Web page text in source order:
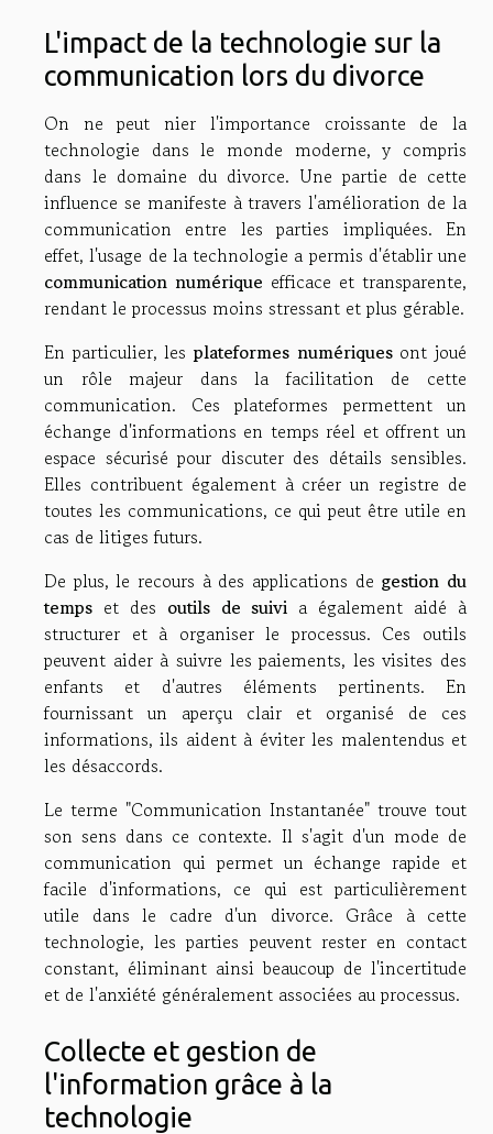
L'impact de la technologie sur la
communication lors du divorce
On ne peut nier l'importance croissante de la
technologie dans le monde moderne, y compris
dans le domaine du divorce. Une partie de cette
influence se manifeste à travers l'amélioration de la
communication entre les parties impliquées. En
effet, l'usage de la technologie a permis d'établir une
communication numérique efficace et transparente,
rendant le processus moins stressant et plus gérable.
En particulier, les plateformes numériquesont joué
un rôle majeur dans la facilitation de cette
communication. Ces plateformes permettent un
échange d'informations en temps réel et offrent un
espace sécurisé pour discuter des détails sensibles.
Elles contribuent également à créer un registre de
toutes les communications, ce qui peut être utile en
cas de litiges futurs.
De plus, le recours à des applications de gestion du
temps et des outils de suivi a également aidé à
structurer et à organiser le processus. Ces outils
peuvent aider à suivre les paiements, les visites des
enfants et d'autres éléments pertinents. En
fournissant un aperçu clair et organisé de ces
informations, ils aident à éviter les malentendus et
les désaccords.
Le terme "Communication Instantanée" trouve tout
son sens dans ce contexte. Il s'agit d'un mode de
communication qui permet un échange rapide et
facile d'informations, ce qui est particulièrement
utile dans le cadre d'un divorce. Grâce à cette
technologie, les parties peuvent rester en contact
constant, éliminant ainsi beaucoup de l'incertitude
et de l'anxiété généralement associées au processus.
Collecte et gestion de
l'information grâce à la
technologie